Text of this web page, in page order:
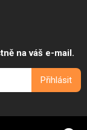
na váš e-mail.